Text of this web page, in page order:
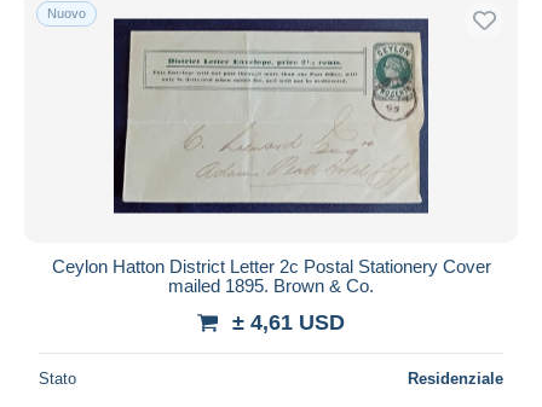
Nuovo
Ceylon Hatton District Letter 2c Postal Stationery Cover
mailed 1895. Brown & Co.
± 4,61 USD
Stato Residenziale